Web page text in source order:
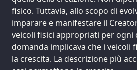
fisico. Tuttavia, allo scopo di
imparare e manifestare il
veicoli fisici appropriati per ogni
domanda implicava che i veicoli
la crescita. La descrizione più